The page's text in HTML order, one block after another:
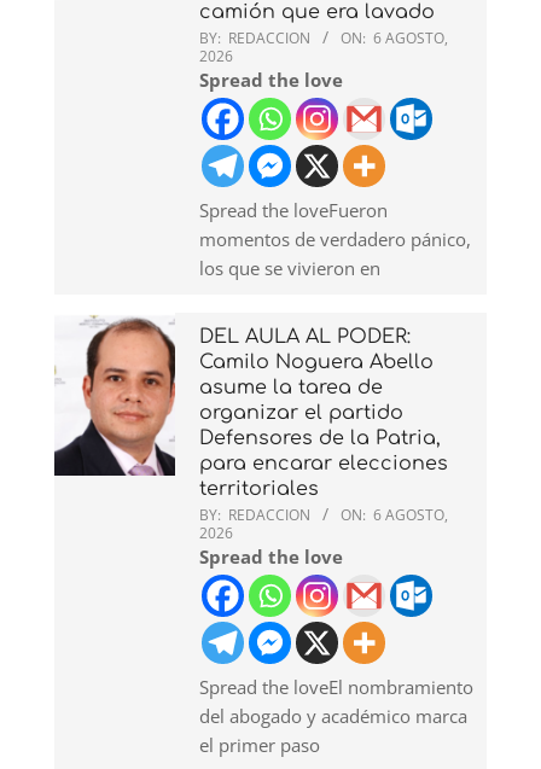
camión que era lavado
BY: REDACCION ON: 6 AGOSTO,
2026
Spread the love
Spread the loveFueron
momentos de verdadero pánico,
los que se vivieron en
DEL AULA AL PODER:
Camilo Noguera Abello
asume la tarea de
organizar el partido
Defensores de la Patria,
para encarar elecciones
territoriales
BY: REDACCION ON: 6 AGOSTO,
2026
Spread the love
Spread the loveEl nombramiento
del abogado y académico marca
el primer paso